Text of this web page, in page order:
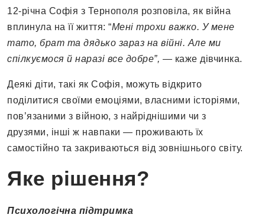
12-річна Софія з Тернополя розповіла, як війна
вплинула на її життя: “Мені трохи важко. У мене
тато, брат та дядько зараз на війні. Але ми
спілкуємося й наразі все добре”, — каже дівчинка.
Деякі діти, такі як Софія, можуть відкрито
поділитися своїми емоціями, власними історіями,
пов’язаними з війною, з найріднішими чи з
друзями, інші ж навпаки — проживають їх
самостійно та закриваються від зовнішнього світу.
Яке рішення?
Психологічна підтримка